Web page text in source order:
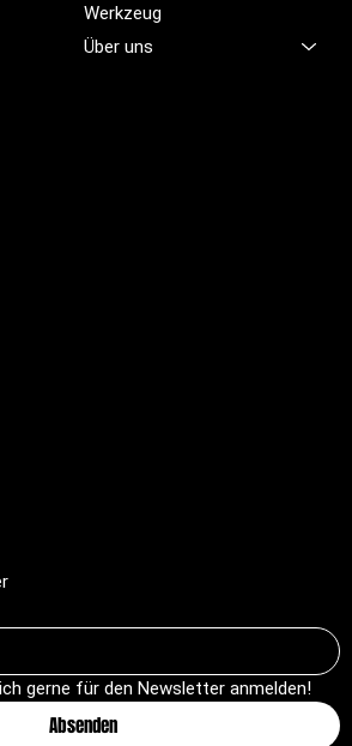
Werkzeug
Über uns
gerne für den Newsletter anmelden!
Absenden